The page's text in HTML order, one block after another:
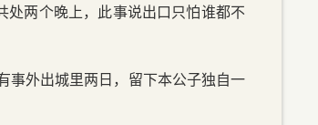
两个晚上，此事说出口只怕谁都不
事外出城里两日，留下本公子独自一